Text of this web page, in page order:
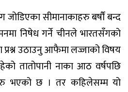
जोडिएका सीमानाकाहरु बर्षौं बन्द
निषेध गर्ने चीनले भारतसँगको
उठाउनु आफैमा लज्जाको विषय
तातोपानी नाका आठ वर्षपछि
भएको छ । तर कहिलेसम्म यो